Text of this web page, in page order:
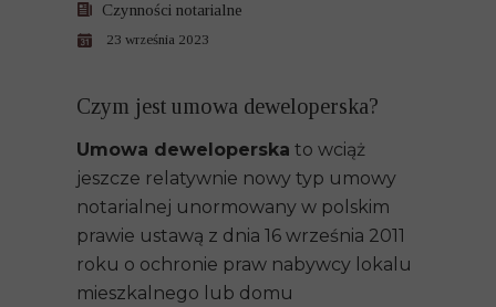
23 września 2023
Czynności notarialne
Czym jest umowa deweloperska?
Umowa deweloperska to wciąż
jeszcze relatywnie nowy typ umowy
notarialnej unormowany w polskim
prawie ustawą z dnia 16 września 2011
roku o ochronie praw nabywcy lokalu
mieszkalnego lub domu